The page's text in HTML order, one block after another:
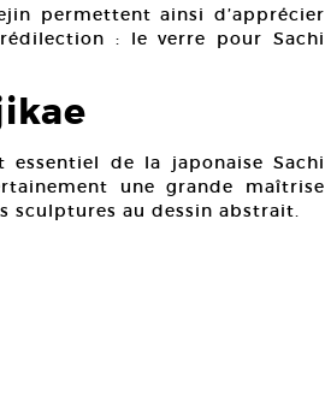
permettent ainsi d’apprécier
: le verre pour Sachi
de la japonaise Sachi
une grande maîtrise
sculptures au dessin abstrait.